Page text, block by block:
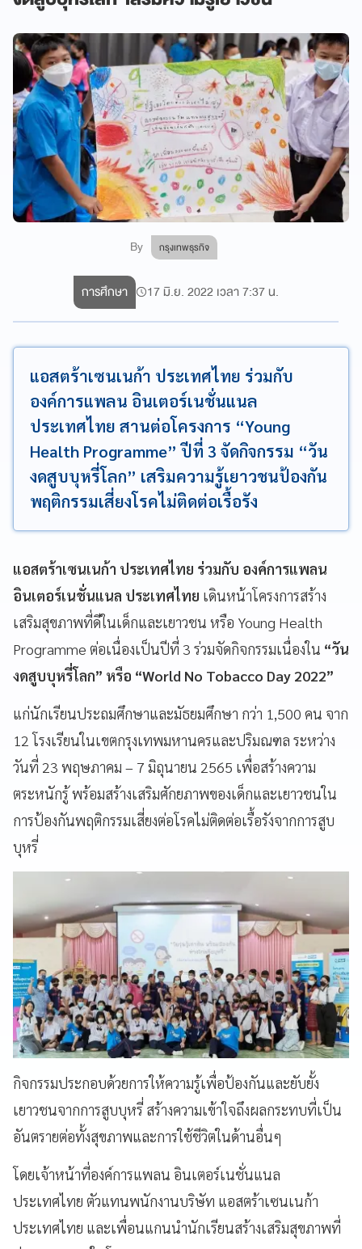
By กรุงเทพธุรกิจ
การศึกษา 17 มิ.ย. 2022 เวลา 7:37 น.
แอสตร้าเซนเนก้า ประเทศไทย ร่วมกับ
องค์การแพลน อินเตอร์เนชั่นแนล
ประเทศไทย สานต่อโครงการ “Young
Health Programme” ปีที่ 3 จัดกิจกรรม “วัน
งดสูบบุหรี่โลก” เสริมความรู้เยาวชนป้องกัน
พฤติกรรมเสี่ยงโรคไม่ติดต่อเรื้อรัง
แอสตร้าเซนเนก้า ประเทศไทย ร่วมกับ องค์การแพลน
อินเตอร์เนชั่นแนล ประเทศไทย เดินหน้าโครงการสร้าง
เสริมสุขภาพที่ดีในเด็กและเยาวชน หรือ Young Health
Programme ต่อเนื่องเป็นปีที่ 3 ร่วมจัดกิจกรรมเนื่องใน “วัน
งดสูบบุหรี่โลก” หรือ “World No Tobacco Day 2022”
แก่นักเรียนประถมศึกษาและมัธยมศึกษา กว่า 1,500 คน จาก
12 โรงเรียนในเขตกรุงเทพมหานครและปริมณฑล ระหว่าง
วันที่ 23 พฤษภาคม – 7 มิถุนายน 2565 เพื่อสร้างความ
ตระหนักรู้ พร้อมสร้างเสริมศักยภาพของเด็กและเยาวชนใน
การป้องกันพฤติกรรมเสี่ยงต่อโรคไม่ติดต่อเรื้อรังจากการสูบ
บุหรี่
กิจกรรมประกอบด้วยการให้ความรู้เพื่อป้องกันและยับยั้ง
เยาวชนจากการสูบบุหรี่ สร้างความเข้าใจถึงผลกระทบที่เป็น
อันตรายต่อทั้งสุขภาพและการใช้ชีวิตในด้านอื่นๆ
โดยเจ้าหน้าที่องค์การแพลน อินเตอร์เนชั่นแนล
ประเทศไทย ตัวแทนพนักงานบริษัท แอสตร้าเซนเนก้า
ประเทศไทย และเพื่อนแกนนำนักเรียนสร้างเสริมสุขภาพที่